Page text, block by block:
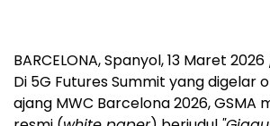
BARCELONA, Spanyol, 13 Maret
Di 5G Futures Summit yang digelar
ajang MWC Barcelona 2026, GSMA